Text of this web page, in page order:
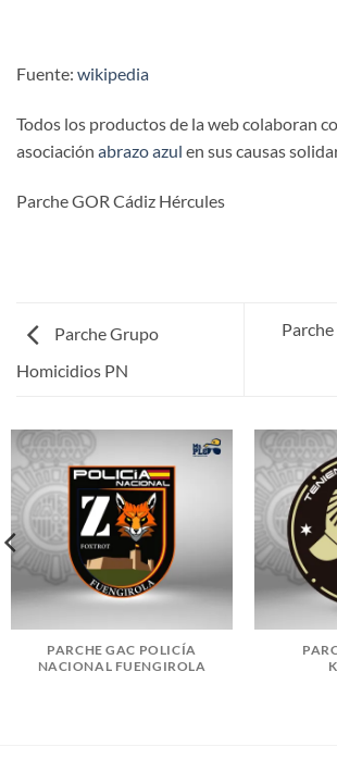
Fuente: wikipedia
Todos los productos de la web colaboran
asociación abrazo azul en sus causas
Parche GOR Cádiz Hércules
Parche Grupo
Homicidios PN
PARCHE GAC POLICÍA
NACIONAL FUENGIROLA